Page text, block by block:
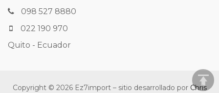
098 527 8880
022 190 970
Quito - Ecuador
Copyright © 2026 Ez7import – sitio desarrollado por Chris